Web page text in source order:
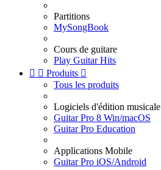
Partitions
MySongBook
Cours de guitare
Play Guitar Hits
  Produits 
Tous les produits
Logiciels d'édition musicale
Guitar Pro 8 Win/macOS
Guitar Pro Education
Applications Mobile
Guitar Pro iOS/Android